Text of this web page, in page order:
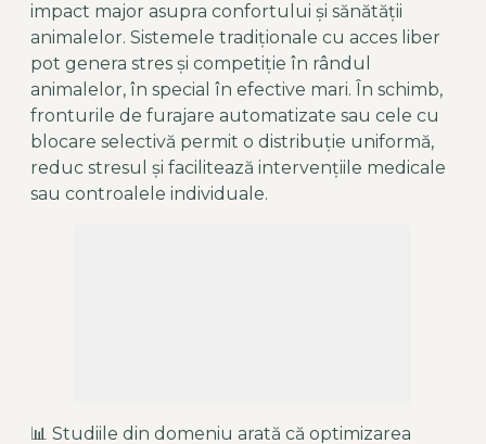
impact major asupra confortului și sănătății
animalelor. Sistemele tradiționale cu acces liber
pot genera stres și competiție în rândul
animalelor, în special în efective mari. În schimb,
fronturile de furajare automatizate sau cele cu
blocare selectivă permit o distribuție uniformă,
reduc stresul și facilitează intervențiile medicale
sau controalele individuale.
📊 Studiile din domeniu arată că optimizarea